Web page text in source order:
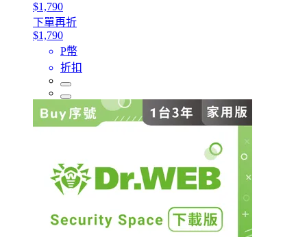
$1,790
下單再折
$1,790
P幣
折扣